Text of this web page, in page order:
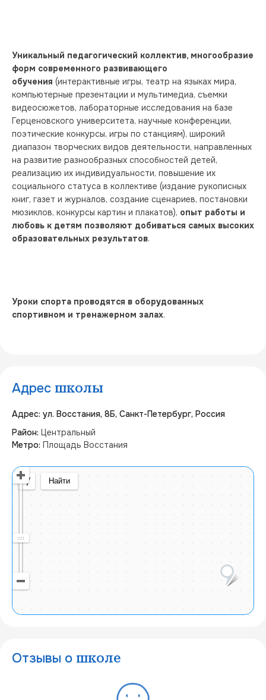
Уникальный педагогический коллектив, многообразие
форм современного развивающего
обучения (интерактивные игры, театр на языках мира,
компьютерные презентации и мультимедиа, съемки
видеосюжетов, лабораторные исследования на базе
Герценовского университета, научные конференции,
поэтические конкурсы, игры по станциям), широкий
диапазон творческих видов деятельности, направленных
на развитие разнообразных способностей детей,
реализацию их индивидуальности, повышение их
социального статуса в коллективе (издание рукописных
книг, газет и журналов, создание сценариев, постановки
мюзиклов, конкурсы картин и плакатов), опыт работы и
любовь к детям позволяют добиваться самых высоких
образовательных результатов.
Уроки спорта проводятся в оборудованных
спортивном и тренажерном залах.
Адрес школы
Адрес: ул. Восстания, 8Б, Санкт-Петербург, Россия
Район: Центральный
Метро: Площадь Восстания
Найти
Отзывы о школе